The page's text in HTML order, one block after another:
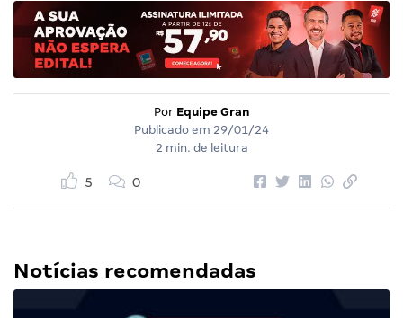
Por Equipe Gran
Publicado em 29/01/24
2 min. de leitura
5 0
Notícias recomendadas